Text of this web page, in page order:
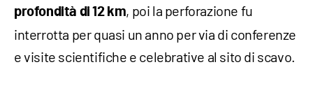
profondità di 12 km, poi la perforazione fu
interrotta per quasi un anno per via di conferenze
e visite scientifiche e celebrative al sito di scavo.